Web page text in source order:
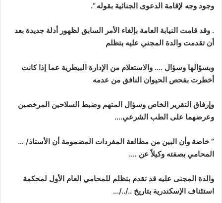
وجود وجه لإقامة الدعوى الجنائية بقوله “.
. وقد قامت النيابة العامة بإلغاء الأمر السابق لظهور أدلة جديدة بعد
أن تقدمت والدة المجني عليه بتظلم
وبسؤالها وسؤال …. والاستعلام من الإدارة البيطرية عما إذا كانت
أخطرت بفحص الحيوان النافق من عدمه
وإرفاق التقرير الخاص وسؤال المتهم وضبط السلاحين المرخصين
وعرضهما على الطب الشرعي….
” خاصة وأن البين من مطالعة المفردات المضمومة أن الأستاذ/ …
المحامي بصفته وكيلاً عن ….
والدة المجنى عليه قد تقدم بتظلم للمحامي العام الأول لمحكمة
استئناف الإسكندرية بتاريخ ../../…